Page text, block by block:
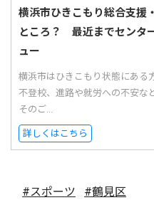
横浜市ひきこもり総合支援
ところ？ 最近までセンタ
ュー
横浜市はひきこもり状態にある
不登校、進路や就労への不安な
そのご...
詳しくはこちら
#スポーツ #鶴見区